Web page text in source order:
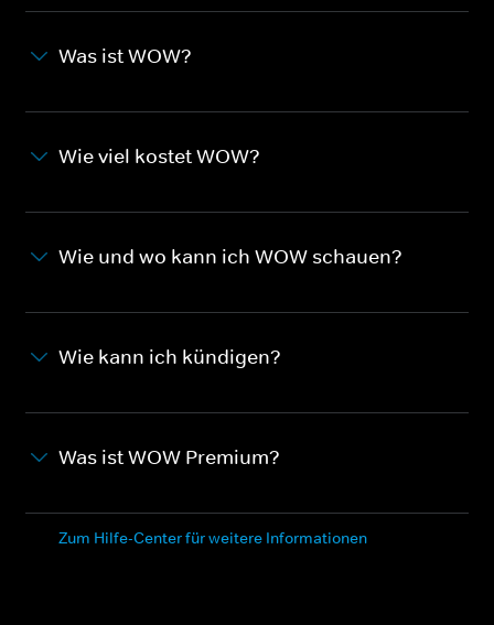
Was ist WOW?
Wie viel kostet WOW?
Wie und wo kann ich WOW schauen?
Wie kann ich kündigen?
Was ist WOW Premium?
Zum Hilfe-Center für weitere Informationen